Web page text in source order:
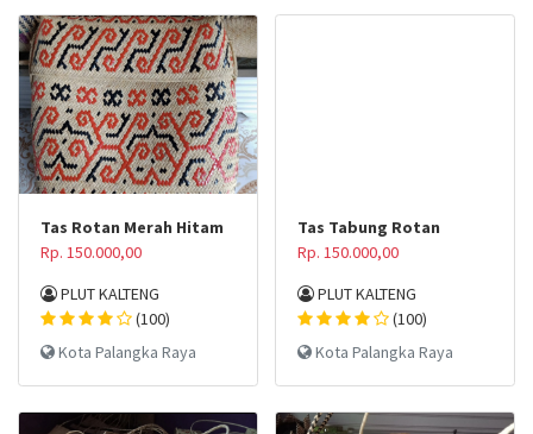
Tas Rotan Merah Hitam
Rp. 150.000,00
PLUT KALTENG
(100)
Kota Palangka Raya
Tas Tabung Rotan
Rp. 150.000,00
PLUT KALTENG
(100)
Kota Palangka Raya